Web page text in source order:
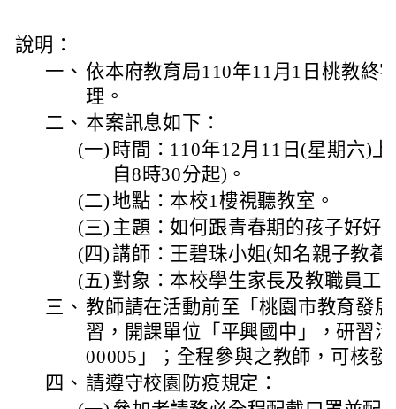
說明：
一、 依本府教育局110年11月1日桃教終
理。
二、 本案訊息如下：
(一) 時間：110年12月11日(星期六)
自8時30分起)。
(二)地點：本校1樓視聽教室。
(三) 主題：如何跟青春期的孩子好好
(四)講師：王碧珠小姐(知名親子教養
(五) 對象：本校學生家長及教職員工
三、 教師請在活動前至「桃園市教育發
習，開課單位「平興國中」，研習
00005」；全程參與之教師，可核
四、 請遵守校園防疫規定：